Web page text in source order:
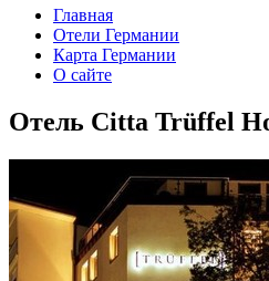
Главная
Отели Германии
Карта Германии
О сайте
Отель Citta Trüffel